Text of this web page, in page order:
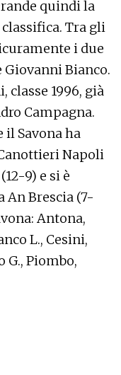
quindi la
Tra gli
i due
Giovanni Bianco.
classe 1996, già
Campagna.
il Savona ha
Napoli
9) e si è
An Brescia (7-
Antona,
L., Cesini,
Piombo,